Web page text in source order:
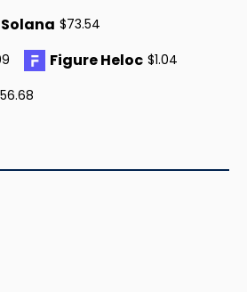
Solana $73.54
Figure Heloc $1.04